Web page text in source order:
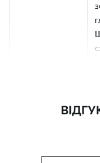
Додатково